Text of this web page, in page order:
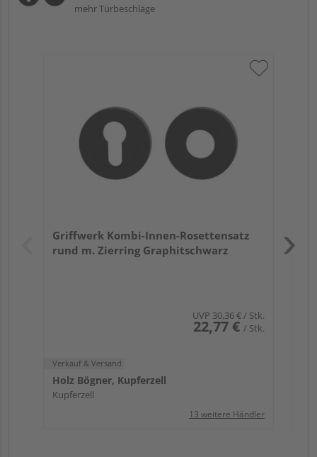
mehr Türbeschläge
Griffwerk Kombi-Innen-Rosettensatz
rund m. Zierring Graphitschwarz
UVP 30,36 €/ Stk.
22,77 € / Stk.
Verkauf & Versand
Holz Bögner, Kupferzell
Kupferzell
13 weitere Händler